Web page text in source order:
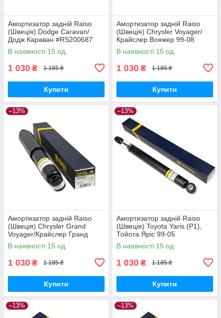
Амортизатор задній Raiso
(Швеція) Dodge Caravan/
Додж Караван #RS200687
UAKHNFL17
В наявності 15 од.
1 030 ₴ 1 185 ₴
Купити
Амортизатор задній Raiso
(Швеція) Chrysler Voyager/
Крайслер Вояжер 99-08
#RS200687 UANWSFO17
В наявності 15 од.
1 030 ₴ 1 185 ₴
Купити
–13%
Амортизатор задній Raiso
(Швеція) Chrysler Grand
Voyager/Крайслер Гранд
Вояжер 99-08 #RS200687
UANWSFO17
В наявності 15 од.
1 030 ₴ 1 185 ₴
Купити
–13%
Амортизатор задній Raiso
(Швеція) Toyota Yaris (P1),
Тойота Яріс 99-05
#RS280523 UAMRDJA17
В наявності 15 од.
1 030 ₴ 1 185 ₴
Купити
–13% –13%